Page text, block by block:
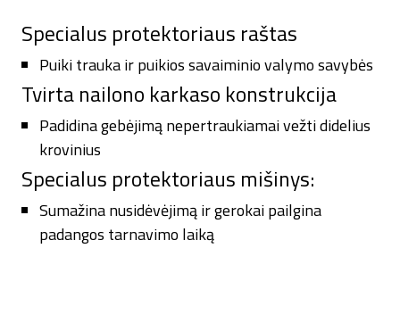
Specialus protektoriaus raštas
Puiki trauka ir puikios savaiminio valymo savybės
Tvirta nailono karkaso konstrukcija
Padidina gebėjimą nepertraukiamai vežti didelius
krovinius
Specialus protektoriaus mišinys:
Sumažina nusidėvėjimą ir gerokai pailgina
padangos tarnavimo laiką